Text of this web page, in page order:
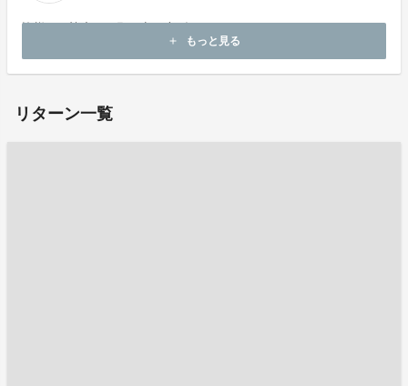
皆様のご協力をお願い申し上げます。
add もっと見る
リターン一覧